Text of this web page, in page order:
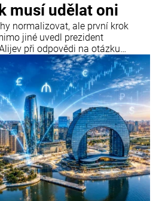
musí udělat oni
normalizovat, ale první krok
jiné uvedl prezident
při odpovědi na otázku
s Parlamentním
(PACE) a Evropským
setkání s účastníky IV. Šušského
fóra.